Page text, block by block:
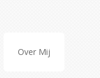
Over Mij